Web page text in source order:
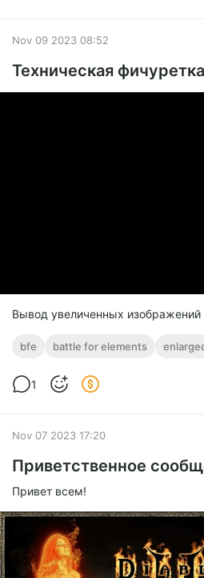
Nov 09 2023 08:52
Техническая
Вывод увеличенных изображений
bfe battle for elements
1
Nov 07 2023 17:20
Приветственное
Привет всем!